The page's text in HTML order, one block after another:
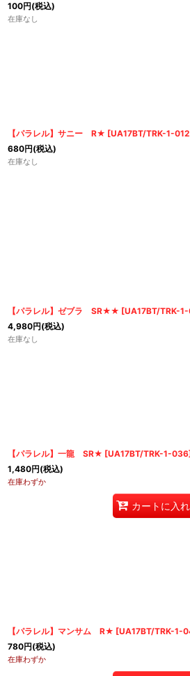
100円(税込)
在庫なし
【パラレル】サニー R★ [UA17BT/TRK-1-012
680円(税込)
在庫なし
【パラレル】ゼブラ SR★★ [UA17BT/TRK-
4,980円(税込)
在庫なし
【パラレル】一龍 SR★ [UA17BT/TRK-1-036
1,480円(税込)
在庫わずか
カートに入
【パラレル】マンサム R★ [UA17BT/TRK-1-
780円(税込)
在庫わずか